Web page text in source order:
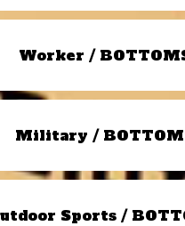
Worker /
Military /
Sports /